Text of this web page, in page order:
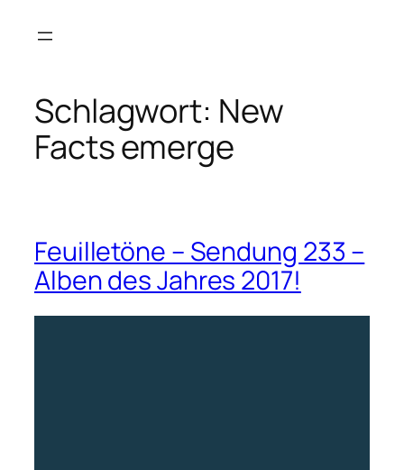
Inhalt
Schlagwort: New
Facts emerge
Feuilletöne – Sendung 233 –
Alben des Jahres 2017!